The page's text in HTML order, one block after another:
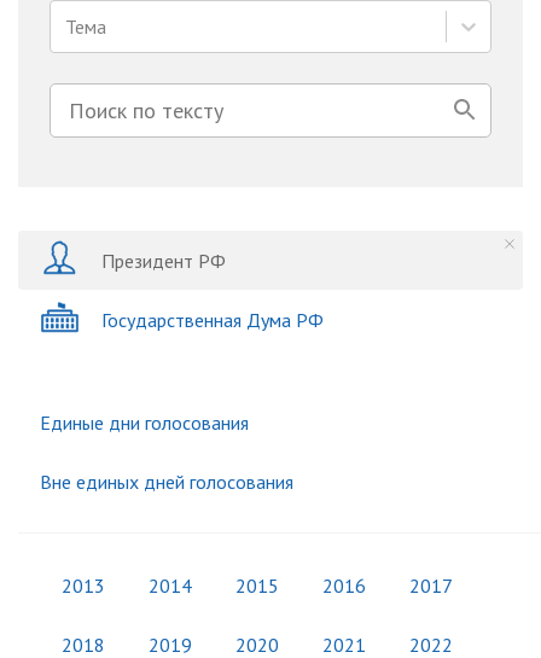
Тема
Президент РФ
Государственная Дума РФ
Единые дни голосования
Вне единых дней голосования
2013 2014 2015 2016 2017
2018 2019 2020 2021 2022